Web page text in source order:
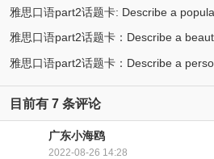
雅思口语part2话题卡: Describe a
you know 描述一个喜剧演员(13)
雅思口语part2话题卡：Describe a
市/漂亮的城市(12)
雅思口语part2话题卡：Describe a
目前有 7 条评论
广东小海鸥
2022-08-26 14:28